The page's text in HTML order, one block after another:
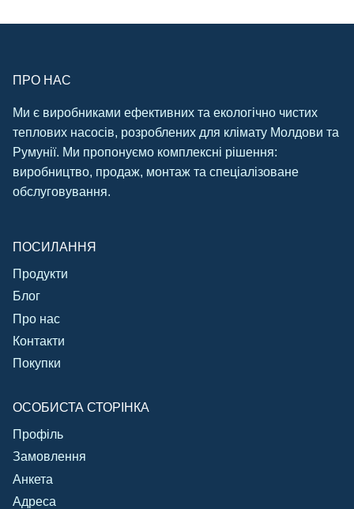
ПРО НАС
Ми є виробниками ефективних та екологічно чистих
теплових насосів, розроблених для клімату Молдови та
Румунії. Ми пропонуємо комплексні рішення:
виробництво, продаж, монтаж та спеціалізоване
обслуговування.
ПОСИЛАННЯ
Продукти
Блог
Про нас
Контакти
Покупки
ОСОБИСТА СТОРІНКА
Профіль
Замовлення
Анкета
Адреса